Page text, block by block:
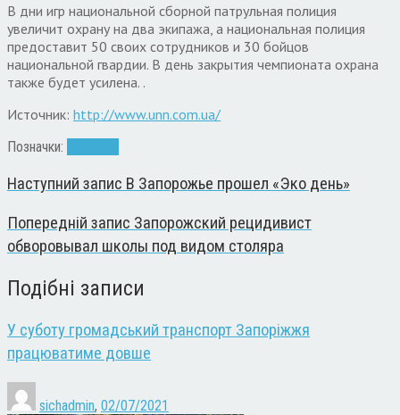
В дни игр национальной сборной патрульная полиция
увеличит охрану на два экипажа, а национальная полиция
предоставит 50 своих сотрудников и 30 бойцов
национальной гвардии. В день закрытия чемпионата охрана
также будет усилена. .
Источник: http://www.unn.com.ua/
Позначки:
Наступний запис В Запорожье прошел «Эко день»
Попередній запис Запорожский рецидивист
обворовывал школы под видом столяра
Подібні записи
У суботу громадський транспорт Запоріжжя
працюватиме довше
sichadmin, 02/07/2021